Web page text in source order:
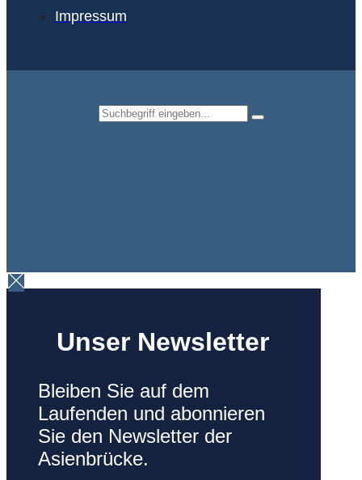
Impressum
Unser Newsletter
Bleiben Sie auf dem
Laufenden und abonnieren
Sie den Newsletter der
Asienbrücke.